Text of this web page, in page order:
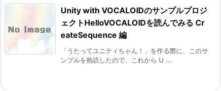
Unity with VOCALOIDのサンプルプロジ
ェクトHelloVOCALOIDを読んでみる Cr
eateSequence 編
「うたってユニティちゃん！」を作る際に、このサ
ンプルを熟読したので、これから U ...